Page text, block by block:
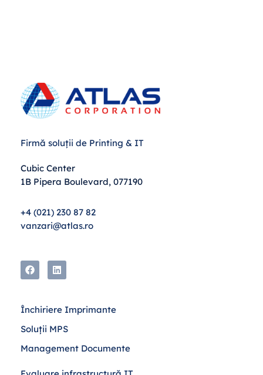
Firmă soluții de Printing & IT
Cubic Center
1B Pipera Boulevard, 077190
+4 (021) 230 87 82
vanzari@atlas.ro
Închiriere Imprimante
Soluții MPS
Management Documente